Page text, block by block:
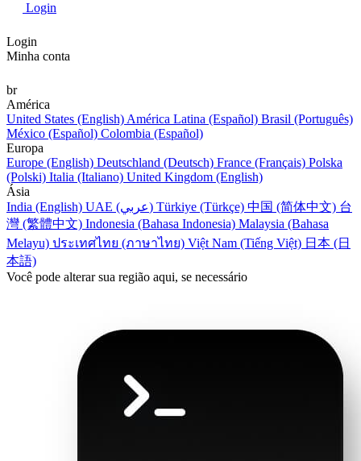
Login
Login
Minha conta
br
América
United States (English) América Latina (Español) Brasil (Português)
México (Español) Colombia (Español)
Europa
Europe (English) Deutschland (Deutsch) France (Français) Polska
(Polski) Italia (Italiano) United Kingdom (English)
Ásia
India (English)
UAE (عربي) Türkiye (Türkçe) 中国 (简体中文) 台
灣 (繁體中文) Indonesia (Bahasa Indonesia) Malaysia (Bahasa
Melayu) ประเทศไทย (ภาษาไทย) Việt Nam (Tiếng Việt) 日本 (日
本語)
Você pode alterar sua região aqui, se necessário